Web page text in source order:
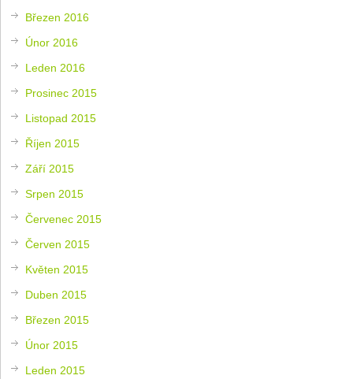
Březen 2016
Únor 2016
Leden 2016
Prosinec 2015
Listopad 2015
Říjen 2015
Září 2015
Srpen 2015
Červenec 2015
Červen 2015
Květen 2015
Duben 2015
Březen 2015
Únor 2015
Leden 2015